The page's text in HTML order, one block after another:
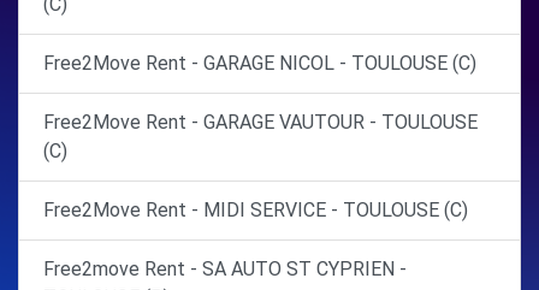
Free2Move Rent - GARAGE NICOL - TOULOUSE (C)
Free2Move Rent - GARAGE VAUTOUR - TOULOUSE
(C)
Free2Move Rent - MIDI SERVICE - TOULOUSE (C)
Free2move Rent - SA AUTO ST CYPRIEN -